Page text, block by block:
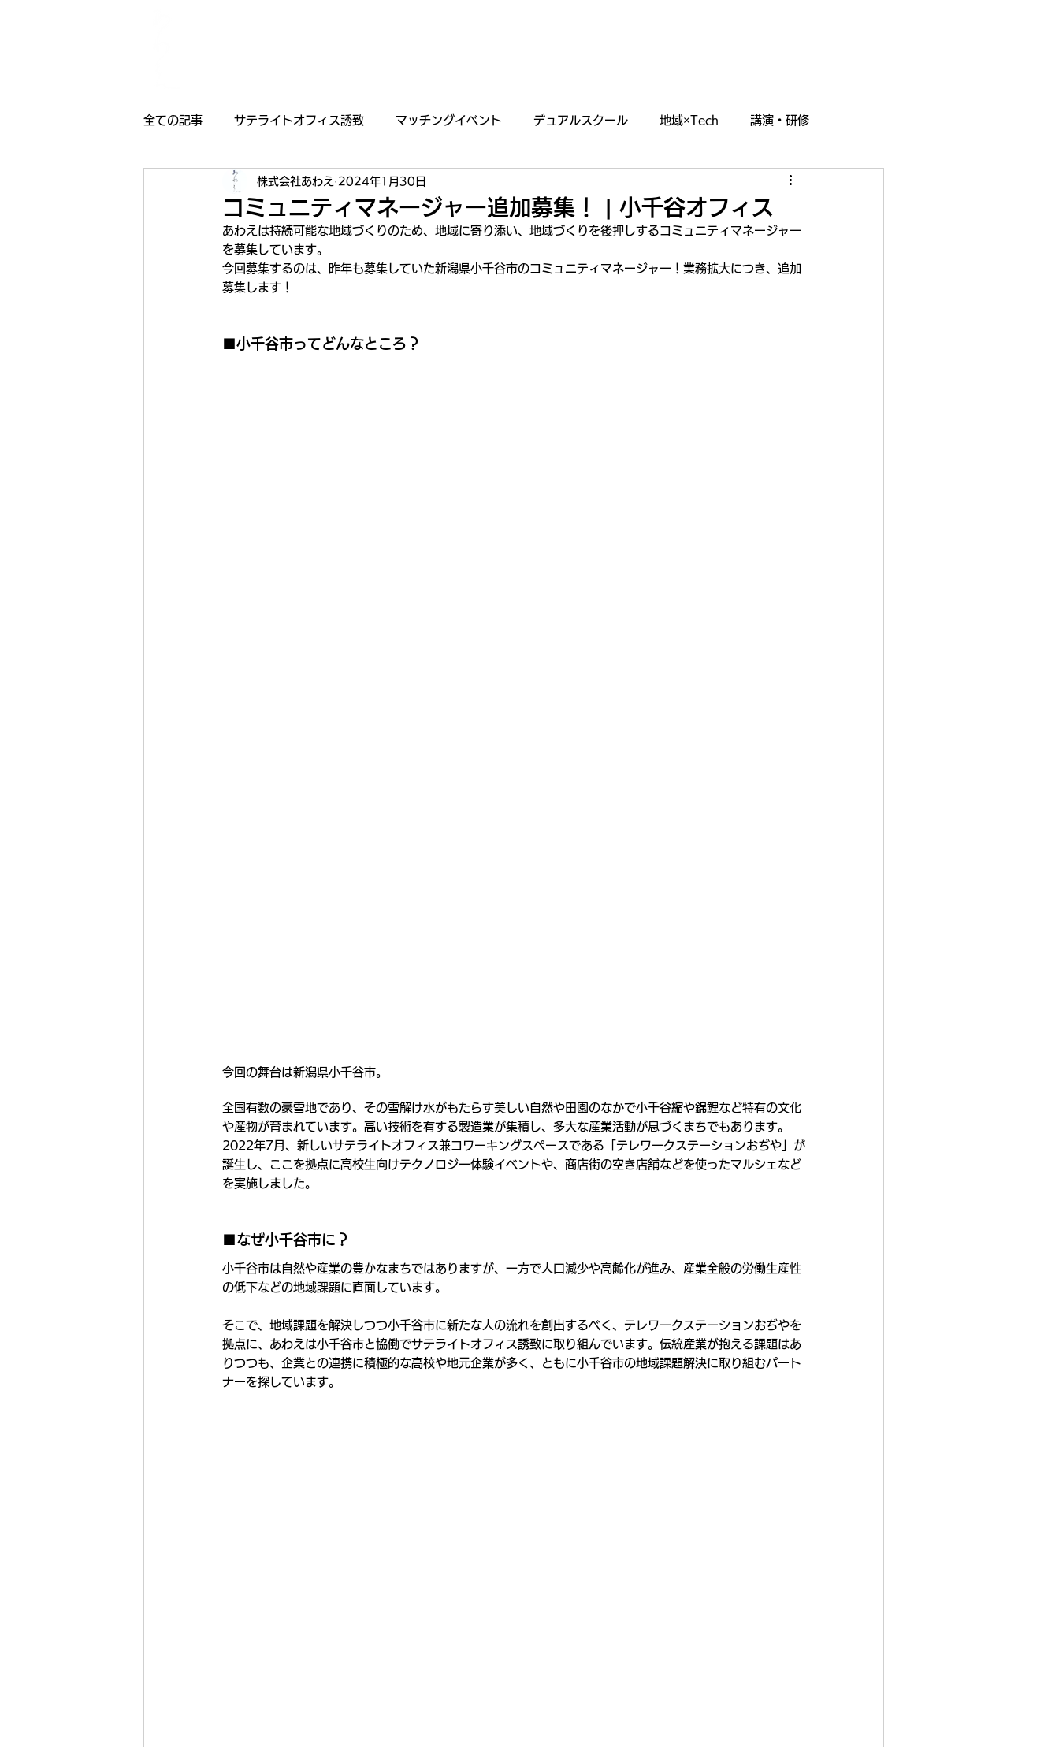
全ての記事 サテライトオフィス誘致 マッチングイベント デュアルスクール 地域×Tech 講演・研修
受賞歴 お知らせ 掲載・出演情報
コミュニティマネージャー追加募集！ | 小千谷オフィス
株式会社あわえ 2024年1月30日
あわえは持続可能な地域づくりのため、地域に寄り添い、地域づくりを後押しするコミュニティマネージャー
を募集しています。
今回募集するのは、昨年も募集していた新潟県小千谷市のコミュニティマネージャー！業務拡大につき、追加
募集します！
■小千谷市ってどんなところ？
今回の舞台は新潟県小千谷市。
全国有数の豪雪地であり、その雪解け水がもたらす美しい自然や田園のなかで小千谷縮や錦鯉など特有の文化
や産物が育まれています。高い技術を有する製造業が集積し、多大な産業活動が息づくまちでもあります。
2022年7月、新しいサテライトオフィス兼コワーキングスペースである「テレワークステーションおぢや」が
誕生し、ここを拠点に高校生向けテクノロジー体験イベントや、商店街の空き店舗などを使ったマルシェなど
を実施しました。
■なぜ小千谷市に？
小千谷市は自然や産業の豊かなまちではありますが、一方で人口減少や高齢化が進み、産業全般の労働生産性
の低下などの地域課題に直面しています。
そこで、地域課題を解決しつつ小千谷市に新たな人の流れを創出するべく、テレワークステーションおぢやを
拠点に、あわえは小千谷市と協働でサテライトオフィス誘致に取り組んでいます。伝統産業が抱える課題はあ
りつつも、企業との連携に積極的な高校や地元企業が多く、ともに小千谷市の地域課題解決に取り組むパート
ナーを探しています。